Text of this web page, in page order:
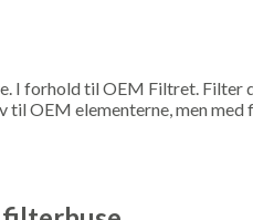
I forhold til OEM Filtret.
OEM elementerne, men med